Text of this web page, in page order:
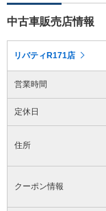
中古車販売店情報
リバティR171店
営業時間
定休日
住所
クーポン情報